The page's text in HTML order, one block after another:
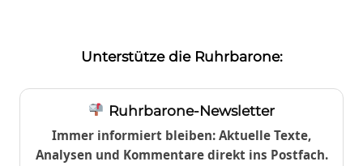
Unterstütze die Ruhrbarone:
Ruhrbarone-Newsletter
Immer informiert bleiben: Aktuelle Texte,
Analysen und Kommentare direkt ins Postfach.